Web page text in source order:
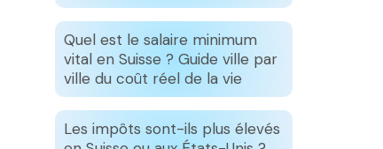
Quel est le salaire minimum
vital en Suisse ? Guide ville par
ville du coût réel de la vie
Les impôts sont-ils plus élevés